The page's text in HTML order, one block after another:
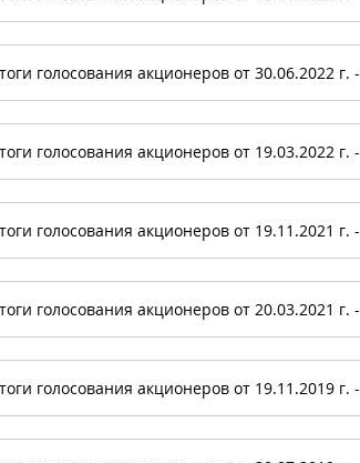
голосования акционеров от 30.06.2022 г. -
голосования акционеров от 19.03.2022 г. -
голосования акционеров от 19.11.2021 г. -
голосования акционеров от 20.03.2021 г. -
голосования акционеров от 19.11.2019 г. -